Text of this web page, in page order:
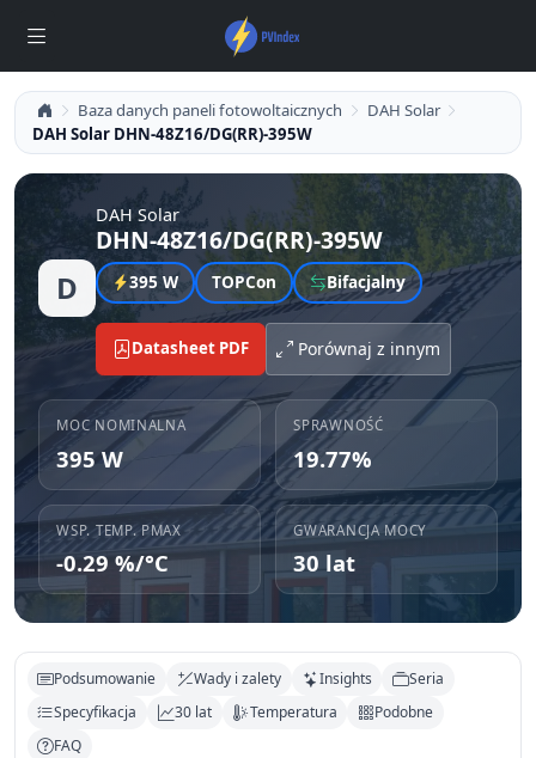
Baza danych paneli fotowoltaicznych
DAH Solar
DAH Solar DHN-48Z16/DG(RR)-395W
D
DAH Solar
DHN-48Z16/DG(RR)-395W
395 W TOPCon Bifacjalny
Datasheet PDF Porównaj z innym
MOC NOMINALNA
395 W
SPRAWNOŚĆ
19.77%
WSP. TEMP. PMAX
-0.29 %/°C
GWARANCJA MOCY
30 lat
Podsumowanie Wady i zalety Insights
Seria
Specyfikacja
30 lat Temperatura
Podobne
FAQ